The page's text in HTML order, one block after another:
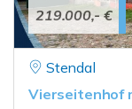
219.000,- €
Stendal
Vierseitenhof